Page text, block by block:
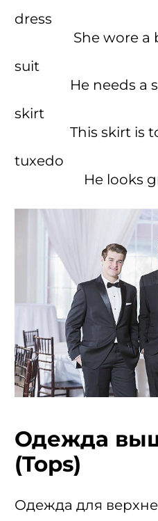
dress
She wore a
suit
He needs a
skirt
This skirt is
tuxedo
He looks
Одежда
(Tops)
Одежда для